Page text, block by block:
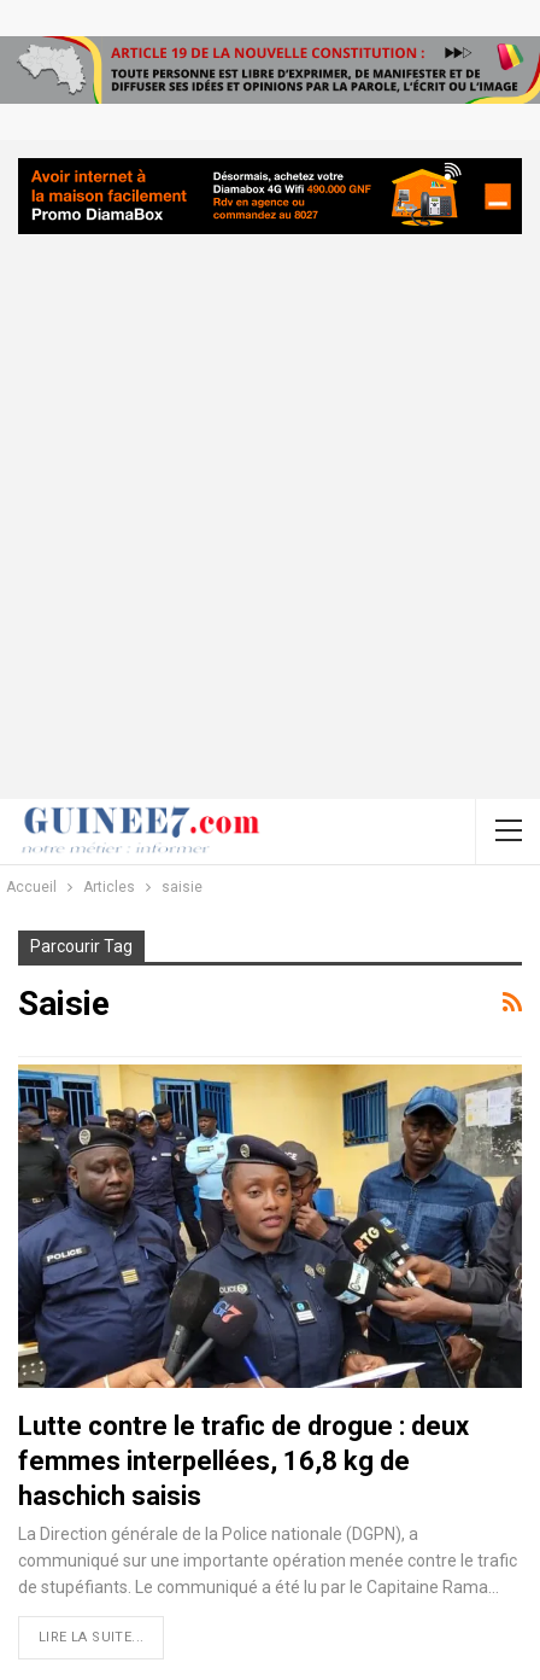
Accueil Articles saisie
Parcourir Tag
Saisie
Lutte contre le trafic de drogue : deux
femmes interpellées, 16,8 kg de
haschich saisis
La Direction générale de la Police nationale (DGPN), a
communiqué sur une importante opération menée contre le trafic
de stupéfiants. Le communiqué a été lu par le Capitaine Rama…
LIRE LA SUITE...